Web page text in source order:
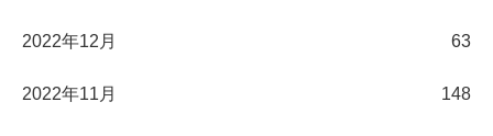
2022年12月 63
2022年11月 148